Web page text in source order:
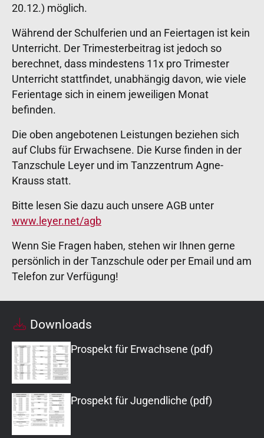
20.12.) möglich.
Während der Schulferien und an Feiertagen ist kein
Unterricht. Der Trimesterbeitrag ist jedoch so
berechnet, dass mindestens 11x pro Trimester
Unterricht stattfindet, unabhängig davon, wie viele
Ferientage sich in einem jeweiligen Monat
befinden.
Die oben angebotenen Leistungen beziehen sich
auf Clubs für Erwachsene. Die Kurse finden in der
Tanzschule Leyer und im Tanzzentrum Agne-
Krauss statt.
Bitte lesen Sie dazu auch unsere AGB unter
www.leyer.net/agb
Wenn Sie Fragen haben, stehen wir Ihnen gerne
persönlich in der Tanzschule oder per Email und am
Telefon zur Verfügung!
Downloads
Prospekt für Erwachsene (pdf)
Prospekt für Jugendliche (pdf)